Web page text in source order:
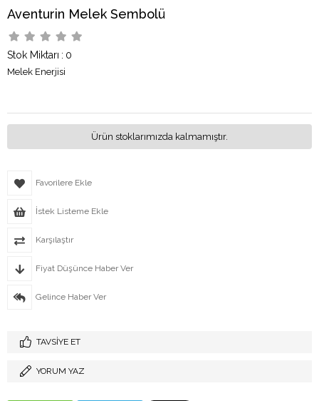
Aventurin Melek Sembolü
Stok Miktarı : 0
Melek Enerjisi
Ürün stoklarımızda kalmamıştır.
Favorilere Ekle
İstek Listeme Ekle
Karşılaştır
Fiyat Düşünce Haber Ver
Gelince Haber Ver
TAVSIYE ET
YORUM YAZ